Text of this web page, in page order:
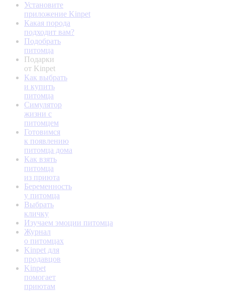
Установите
приложение Kinpet
Какая порода
подходит вам?
Подобрать
питомца
Подарки
от Kinpet
Как выбрать
и купить
питомца
Симулятор
жизни с
питомцем
Готовимся
к появлению
питомца дома
Как взять
питомца
из приюта
Беременность
у питомца
Выбрать
кличку
Изучаем эмоции питомца
Журнал
о питомцах
Kinpet для
продавцов
Kinpet
помогает
приютам